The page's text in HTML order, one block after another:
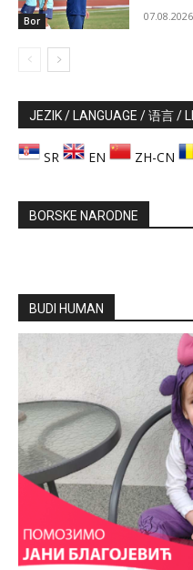
Bor 07.08.2026
JEZIK / LANGUAGE / 语言 /
SR EN ZH-CN
BORSKE NARODNE
BUDI HUMAN